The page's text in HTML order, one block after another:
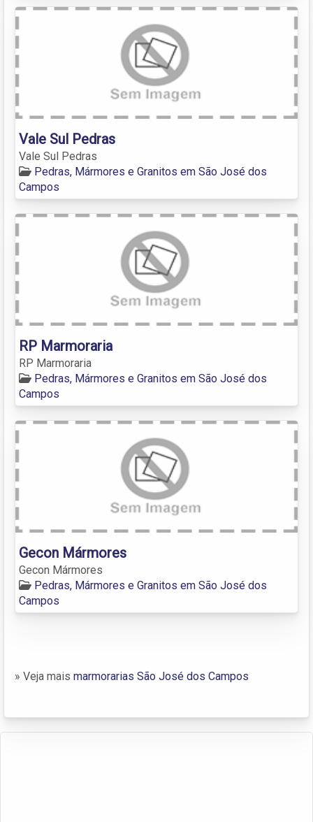
Vale Sul Pedras
Vale Sul Pedras
Pedras, Mármores e Granitos em São José dos
Campos
RP Marmoraria
RP Marmoraria
Pedras, Mármores e Granitos em São José dos
Campos
Gecon Mármores
Gecon Mármores
Pedras, Mármores e Granitos em São José dos
Campos
» Veja mais marmorarias São José dos Campos